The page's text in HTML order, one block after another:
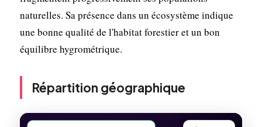
naturelles. Sa présence dans un écosystème indique
une bonne qualité de l'habitat forestier et un bon
équilibre hygrométrique.
Répartition géographique